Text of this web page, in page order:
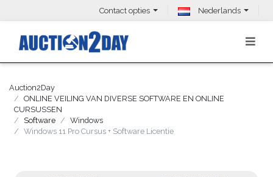
Contact opties Nederlands
Auction2Day
ONLINE VEILING VAN DIVERSE SOFTWARE EN ONLINE
CURSUSSEN
Software
Windows
Windows 11 Pro Cursus + Software Licentie